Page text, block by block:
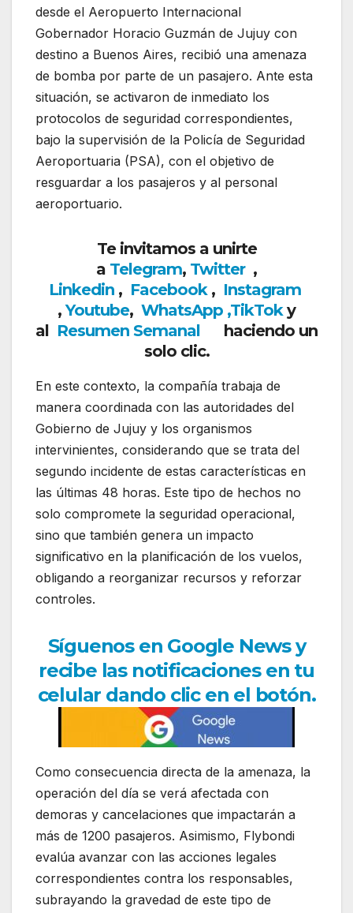
desde el Aeropuerto Internacional
Gobernador Horacio Guzmán de Jujuy con
destino a Buenos Aires, recibió una amenaza
de bomba por parte de un pasajero. Ante esta
situación, se activaron de inmediato los
protocolos de seguridad correspondientes,
bajo la supervisión de la Policía de Seguridad
Aeroportuaria (PSA), con el objetivo de
resguardar a los pasajeros y al personal
aeroportuario.
Te invitamos a unirte
a Telegram, Twitter ,
Linkedin, Facebook, Instagram
,Youtube, WhatsApp ,TikToky
al Resumen Semanal haciendo un
solo clic.
En este contexto, la compañía trabaja de
manera coordinada con las autoridades del
Gobierno de Jujuy y los organismos
intervinientes, considerando que se trata del
segundo incidente de estas características en
las últimas 48 horas. Este tipo de hechos no
solo compromete la seguridad operacional,
sino que también genera un impacto
significativo en la planificación de los vuelos,
obligando a reorganizar recursos y reforzar
controles.
Síguenos en Google News y
recibe las notificaciones en tu
celular dando clic en el botón.
Como consecuencia directa de la amenaza, la
operación del día se verá afectada con
demoras y cancelaciones que impactarán a
más de 1200 pasajeros. Asimismo, Flybondi
evalúa avanzar con las acciones legales
correspondientes contra los responsables,
subrayando la gravedad de este tipo de